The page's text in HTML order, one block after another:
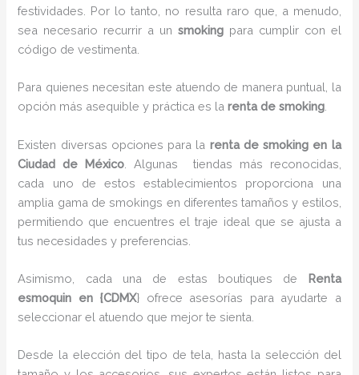
festividades. Por lo tanto, no resulta raro que, a menudo,
sea necesario recurrir a un smokingpara cumplir con el
código de vestimenta.
Para quienes necesitan este atuendo de manera puntual, la
opción más asequible y práctica es larenta de smoking
Existen diversas opciones para la renta de smoking en la
Ciudad de México . Algunas tiendas más reconocidas,
cada uno de estos establecimientos proporciona una
amplia gama de smokings en diferentes tamaños y estilos,
permitiendo que encuentres el traje ideal que se ajusta a
tus necesidades y preferencias.
Asimismo, cada una de estas boutiques de Renta
esmoquin en {CDMX} ofrece asesorías para ayudarte a
seleccionar el atuendo que mejor te sienta.
Desde la elección del tipo de tela, hasta la selección del